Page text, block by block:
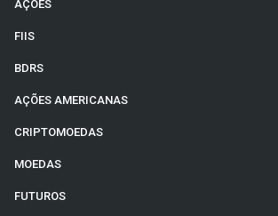
AÇÕES
FIIS
BDRS
AÇÕES AMERICANAS
CRIPTOMOEDAS
MOEDAS
FUTUROS